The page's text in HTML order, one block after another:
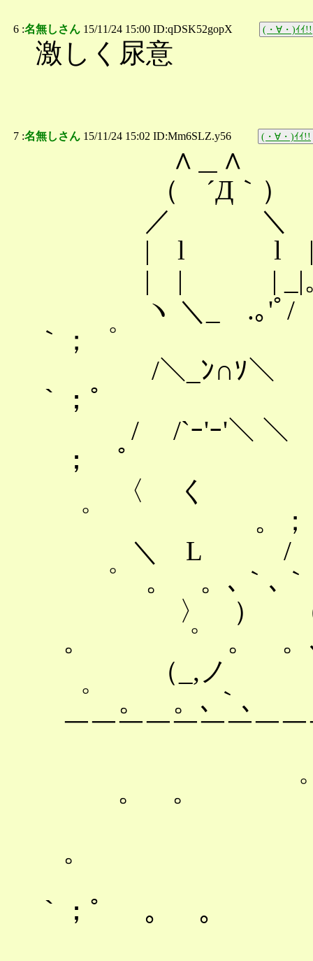
6 :名無しさん 15/11/24 15:00 ID:qDSK52gopX (・∀・)ｲｲ!!
激しく尿意
7 :名無しさん 15/11/24 15:02 ID:Mm6SLZ.y56 (・∀・)ｲｲ!!
∧＿∧
（ ´Д｀）
／ ＼
| l l
| | | _|。_.=
ヽ ＼_ .｡'ﾟ/ `
｀；゜
/＼_ﾝ∩ｿ
｀；゜
/ /`ｰ'ｰ'＼
； ゜
〈 く /
゜ 。；
＼ L / /
゜ 。 。､｀､｀
〉 ） （
。 ゜ 。 。､
（_,ノ `
゜ 。 。､｀､
￣￣￣￣￣￣
。 。 ゜ 。
。
｀；゜ 。 。